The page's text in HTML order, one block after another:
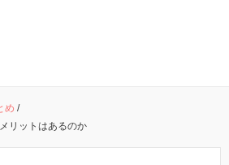
め /
リットはあるのか